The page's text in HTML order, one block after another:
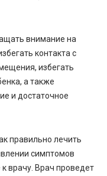
внимание на
контакта с
избегать
а также
и достаточное
правильно лечить
симптомов
врачу. Врач проведет